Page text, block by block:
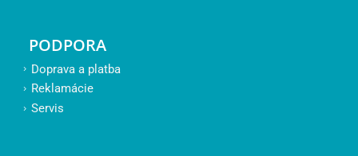
PODPORA
Doprava a platba
Reklamácie
Servis